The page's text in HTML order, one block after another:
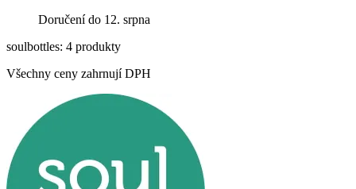
Doručení do 12. srpna
soulbottles: 4 produkty
Všechny ceny zahrnují DPH